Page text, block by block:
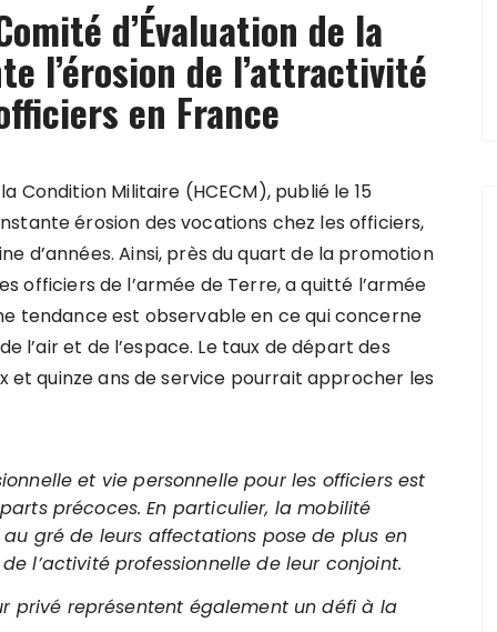
d’Évaluation de la
l’érosion de l’attractivité
en France
Condition Militaire (HCECM), publié le 15
érosion des vocations chez les officiers,
d’années. Ainsi, près du quart de la promotion
officiers de l’armée de Terre, a quitté l’armée
tendance est observable en ce qui concerne
l’air et de l’espace. Le taux de départ des
et quinze ans de service pourrait approcher les
et vie personnelle pour les officiers est
précoces. En particulier, la mobilité
gré de leurs affectations pose de plus en
l’activité professionnelle de leur conjoint.
privé représentent également un défi à la